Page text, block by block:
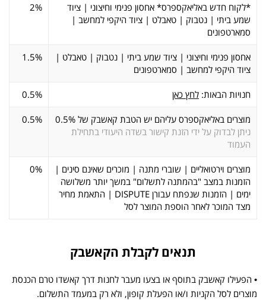
*לקוח חדש באליאקספרס* אחסון פנימי וחיצוני | ציוד
שמע ביתי | נטבוק | טאבלט | ציוד היקפי למחשב |
סמארטפונים
2%
אחסון פנימי וחיצוני | ציוד שמע ביתי | נטבוק | טאבלט |
ציוד היקפי למחשב | סמארטפונים
1.5%
חנויות הבאות: לחץ כאן 0.5%
מוצרים באליאקספרס עליהם יש הטבת קאשבק של 0.5%
ניתן לבדוק על ידי הזנת קישור בשדה היעודי בתחילת
העמוד
0.5%
מוצרים וירטואליים | שוברי מתנה | מוכרים שאינם סינים |
הזמנות במצב "בהמתנה לתשלום" במשך יותר משלושה
ימים | הזמנות שנפתח עבורן DISPUTE | התאמת מחיר
מצד המוכר לאחר הוספת המוצר לסל
0%
תנאים לקבלת הקאשבק
• הפעילו קאשבק בתוסף או בצעו מעבר לחנות דרך קאשדו טרם הכנסת
מוצרים לסל הקניות ו/או הפעלת קופון, ולא רק במעמד התשלום.